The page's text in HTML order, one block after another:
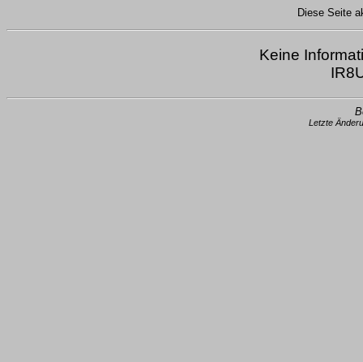
Diese Seite
Keine
Letzte